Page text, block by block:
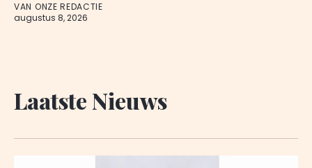
VAN ONZE REDACTIE
augustus 8, 2026
Laatste Nieuws